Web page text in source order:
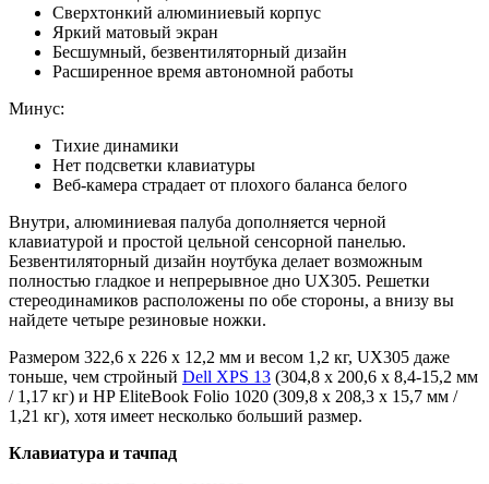
Сверхтонкий алюминиевый корпус
Яркий матовый экран
Бесшумный, безвентиляторный дизайн
Расширенное время автономной работы
Минус:
Тихие динамики
Нет подсветки клавиатуры
Веб-камера страдает от плохого баланса белого
Внутри, алюминиевая палуба дополняется черной
клавиатурой и простой цельной сенсорной панелью.
Безвентиляторный дизайн ноутбука делает возможным
полностью гладкое и непрерывное дно UX305. Решетки
стереодинамиков расположены по обе стороны, а внизу вы
найдете четыре резиновые ножки.
Размером 322,6 х 226 х 12,2 мм и весом 1,2 кг, UX305 даже
тоньше, чем стройный Dell XPS 13 (304,8 х 200,6 х 8,4-15,2 мм
/ 1,17 кг) и HP EliteBook Folio 1020 (309,8 х 208,3 х 15,7 мм /
1,21 кг), хотя имеет несколько больший размер.
Клавиатура и тачпад